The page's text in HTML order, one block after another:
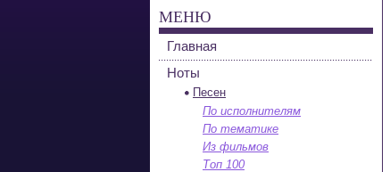
МЕНЮ
Главная
Ноты
Песен
По исполнителям
По тематике
Из фильмов
Топ 100